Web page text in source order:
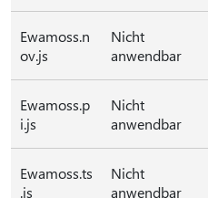
Ewamoss.n
ov.js
Nicht
anwendbar
Ewamoss.p
i.js
Nicht
anwendbar
Ewamoss.ts
.js
Nicht
anwendbar